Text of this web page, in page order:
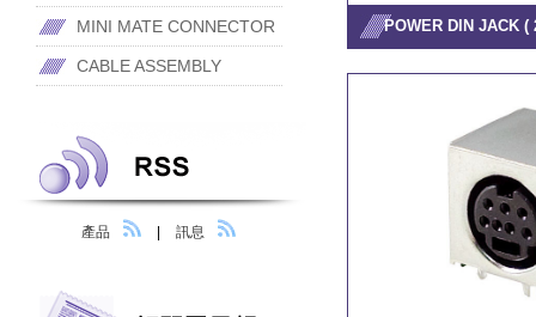
POWER DIN JACK (
MINI MATE CONNECTOR
CABLE ASSEMBLY
產品 訊息